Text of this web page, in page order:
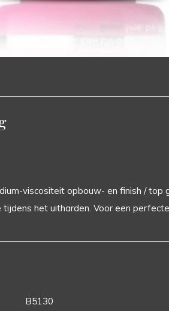
viscositeit opbouw- en finish /
het uitharden. Voor een
B5130